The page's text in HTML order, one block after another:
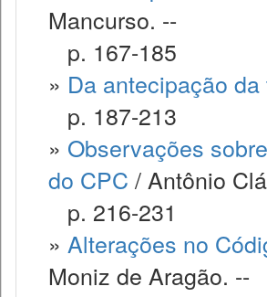
Mancurso. --
p. 167-185
» Da antecipação
p. 187-213
» Observações
do CPC / Antônio
p. 216-231
» Alterações no
Moniz de Aragão. --